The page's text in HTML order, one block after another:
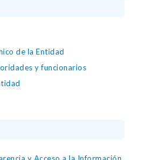
de la Entidad
y funcionarios